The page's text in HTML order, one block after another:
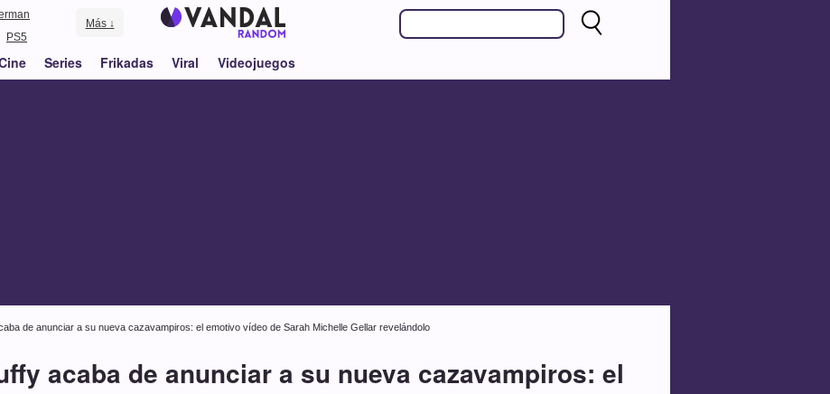
PS5
Más ↓
Series Frikadas Viral Videojuegos
de anunciar a su nueva cazavampiros: el emotivo vídeo de Sarah Michelle Gellar revelándolo
acaba de anunciar a su nueva cazavampiros: el